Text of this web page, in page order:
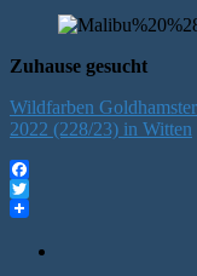
Zuhause gesucht
Wildfarben
2022 (228/23) in Witten
Facebook
Twitter